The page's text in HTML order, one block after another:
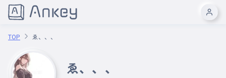
TOP ゑ、、、
ゑ、、、